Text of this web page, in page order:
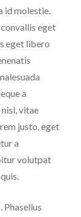
id molestie.
eget
eget libero
a
vitae
justo, eget
a
volutpat
Phasellus